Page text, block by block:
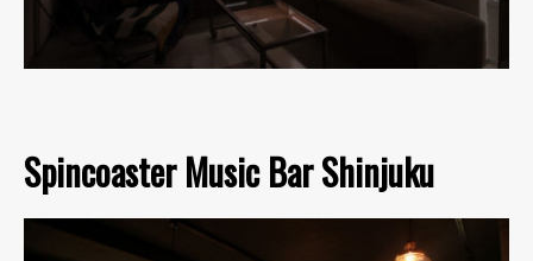
Spincoaster Music Bar Shinjuku